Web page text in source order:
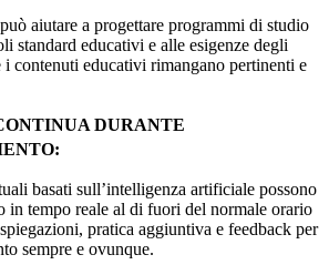
aiutare a progettare programmi di studio
standard educativi e alle esigenze degli
i contenuti educativi rimangano pertinenti e
DURANTE
basati sull’intelligenza artificiale possono
in tempo reale al di fuori del normale orario
pratica aggiuntiva e feedback per
sempre e ovunque.